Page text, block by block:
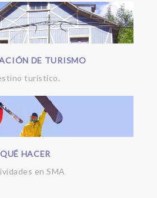
DE TURISMO
turístico.
QUÉ HACER
en SMA